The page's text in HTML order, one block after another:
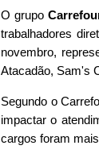
O grupo
trabalhadores
novembro,
Atacadão, Sam's
Segundo o
impactar o
cargos foram